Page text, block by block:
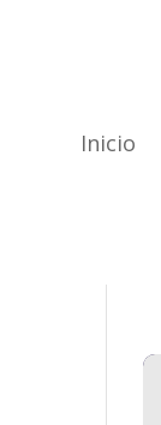
Inicio